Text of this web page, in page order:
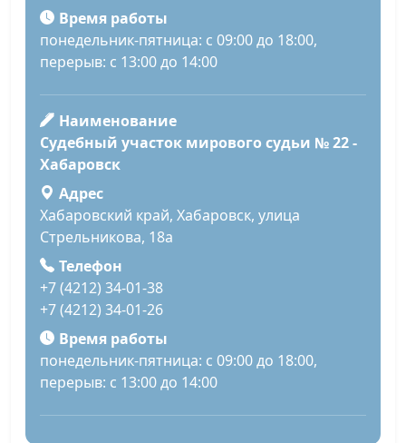
Время работы
понедельник-пятница: с 09:00 до 18:00,
перерыв: с 13:00 до 14:00
Наименование
Судебный участок мирового судьи № 22 -
Хабаровск
Адрес
Хабаровский край, Хабаровск, улица
Стрельникова, 18а
Телефон
+7 (4212) 34-01-38
+7 (4212) 34-01-26
Время работы
понедельник-пятница: с 09:00 до 18:00,
перерыв: с 13:00 до 14:00